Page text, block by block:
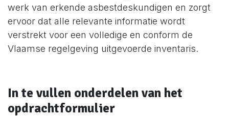
werk van erkende asbestdeskundigen en zorgt
ervoor dat alle relevante informatie wordt
verstrekt voor een volledige en conform de
Vlaamse regelgeving uitgevoerde inventaris.
In te vullen onderdelen van het
opdrachtformulier